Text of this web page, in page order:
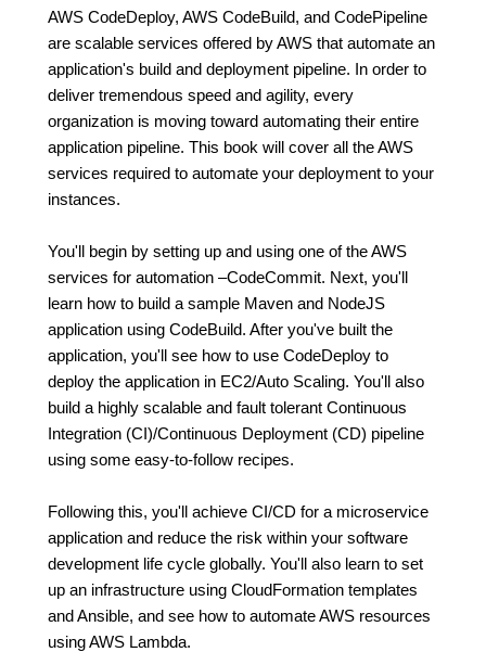
AWS CodeDeploy, AWS CodeBuild, and CodePipeline
are scalable services offered by AWS that automate an
application's build and deployment pipeline. In order to
deliver tremendous speed and agility, every
organization is moving toward automating their entire
application pipeline. This book will cover all the AWS
services required to automate your deployment to your
instances.
You'll begin by setting up and using one of the AWS
services for automation –CodeCommit. Next, you'll
learn how to build a sample Maven and NodeJS
application using CodeBuild. After you've built the
application, you'll see how to use CodeDeploy to
deploy the application in EC2/Auto Scaling. You'll also
build a highly scalable and fault tolerant Continuous
Integration (CI)/Continuous Deployment (CD) pipeline
using some easy-to-follow recipes.
Following this, you'll achieve CI/CD for a microservice
application and reduce the risk within your software
development life cycle globally. You'll also learn to set
up an infrastructure using CloudFormation templates
and Ansible, and see how to automate AWS resources
using AWS Lambda.